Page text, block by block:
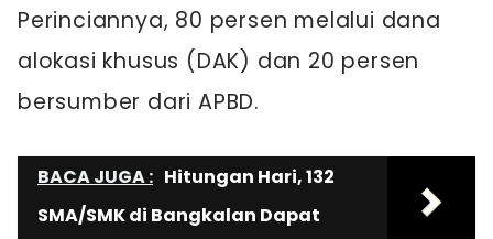
Perinciannya, 80 persen melalui dana
alokasi khusus (DAK) dan 20 persen
bersumber dari APBD.
BACA JUGA : Hitungan Hari, 132
SMA/SMK di Bangkalan Dapat